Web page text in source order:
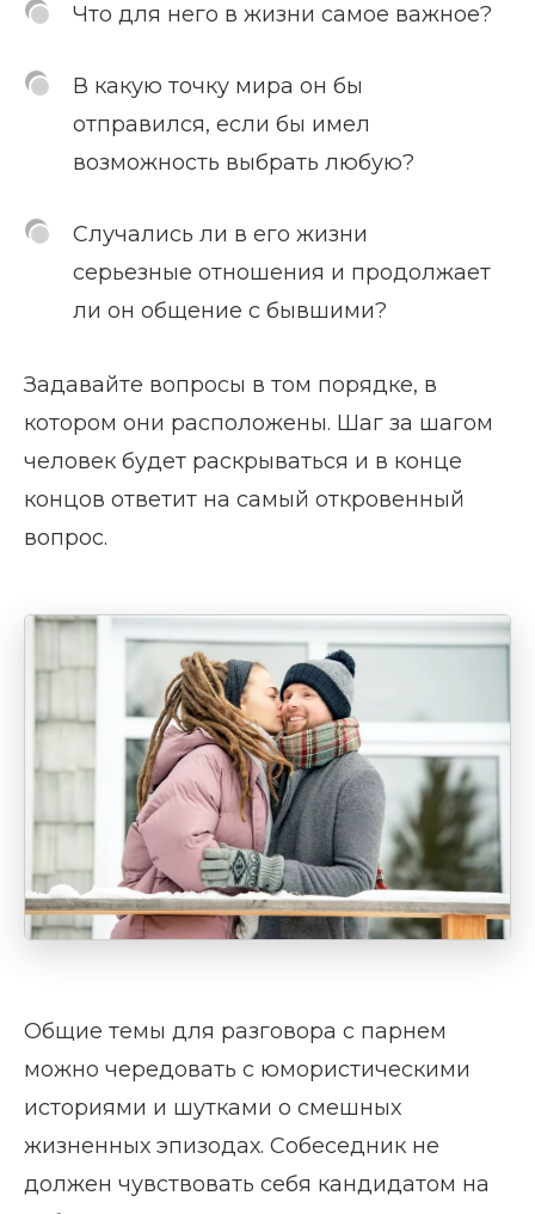
Что для него в жизни самое важное?
В какую точку мира он бы
отправился, если бы имел
возможность выбрать любую?
Случались ли в его жизни
серьезные отношения и продолжает
ли он общение с бывшими?
Задавайте вопросы в том порядке, в
котором они расположены. Шаг за шагом
человек будет раскрываться и в конце
концов ответит на самый откровенный
вопрос.
Общие темы для разговора с парнем
можно чередовать с юмористическими
историями и шутками о смешных
жизненных эпизодах. Собеседник не
должен чувствовать себя кандидатом на